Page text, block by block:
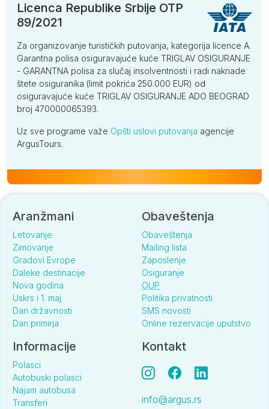
Licenca Republike Srbije OTP
89/2021
Za organizovanje turističkih putovanja, kategorija licence A.
Garantna polisa osiguravajuće kuće TRIGLAV OSIGURANJE
- GARANTNA polisa za slučaj insolventnosti i radi naknade
štete osiguranika (limit pokrića 250.000 EUR) od
osiguravajuće kuće TRIGLAV OSIGURANJE ADO BEOGRAD
broj 470000065393.
Uz sve programe važe Opšti uslovi putovanja agencije
ArgusTours.
Aranžmani
Letovanje
Zimovanje
Gradovi Evrope
Daleke destinacije
Nova godina
Uskrs i 1. maj
Dan državnosti
Dan primirja
Obaveštenja
Obaveštenja
Mailing lista
Zaposlenje
Osiguranje
OUP
Politika privatnosti
SMS novosti
Online rezervacije uputstvo
Informacije
Polasci
Autobuski polasci
Najam autobusa
Transferi
Kontakt
info@argus.rs